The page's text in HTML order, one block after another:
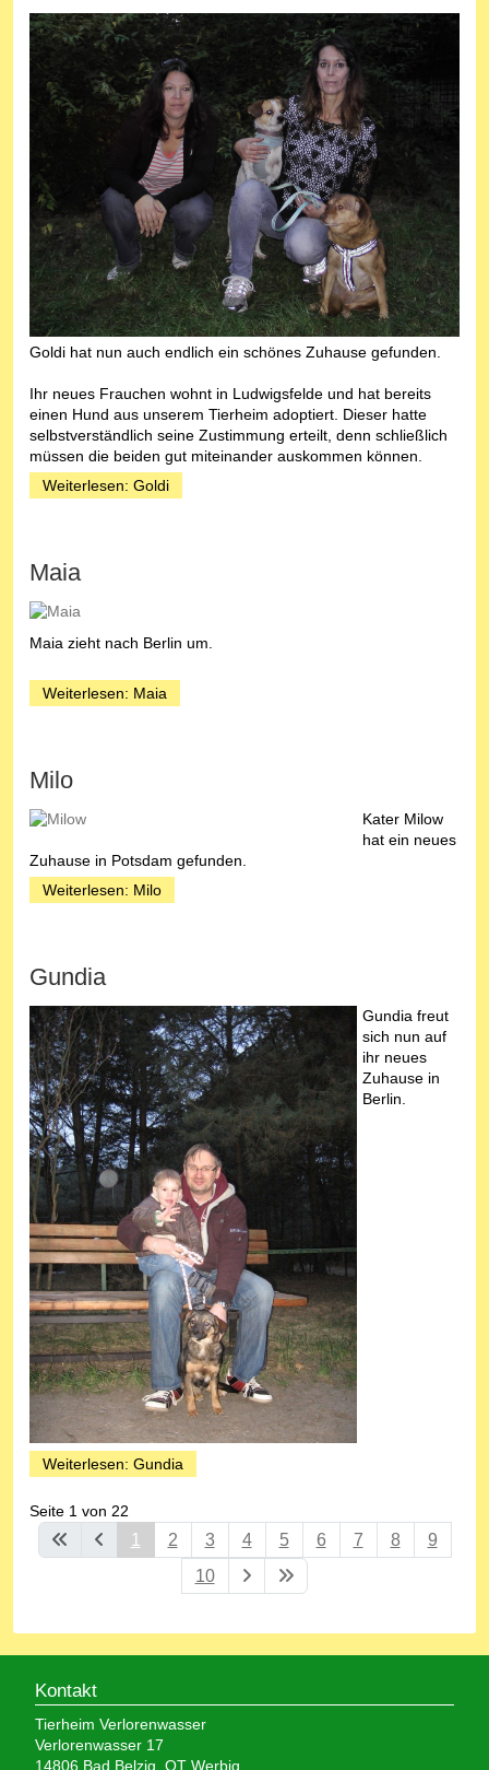
Goldi hat nun auch endlich ein schönes Zuhause gefunden.
Ihr neues Frauchen wohnt in Ludwigsfelde und hat bereits
einen Hund aus unserem Tierheim adoptiert. Dieser hatte
selbstverständlich seine Zustimmung erteilt, denn schließlich
müssen die beiden gut miteinander auskommen können.
Weiterlesen: Goldi
Maia
Maia zieht nach Berlin um.
Weiterlesen: Maia
Milo
Kater Milow
hat ein neues
Zuhause in Potsdam gefunden.
Weiterlesen: Milo
Gundia
Gundia freut
sich nun auf
ihr neues
Zuhause in
Berlin.
Weiterlesen: Gundia
Seite 1 von 22
1 2 3 4 5 6 7 8
9
10
Kontakt
Tierheim Verlorenwasser
Verlorenwasser 17
14806 Bad Belzig, OT Werbig